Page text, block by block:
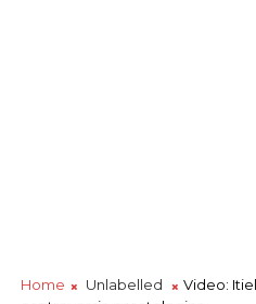
Home Unlabelled
Video: